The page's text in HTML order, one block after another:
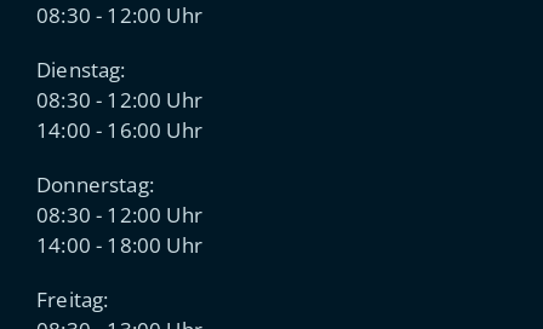
08:30 - 12:00 Uhr
Dienstag:
08:30 - 12:00 Uhr
14:00 - 16:00 Uhr
Donnerstag:
08:30 - 12:00 Uhr
14:00 - 18:00 Uhr
Freitag: